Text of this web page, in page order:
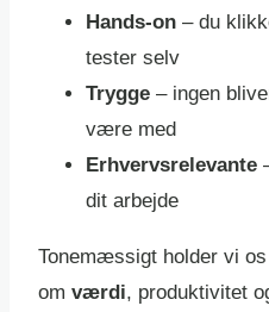
Hands-on – du
tester selv
Trygge – ingen
være med
Erhvervsrelevante
dit arbejde
Tonemæssigt holder vi
om værdi, produktivitet